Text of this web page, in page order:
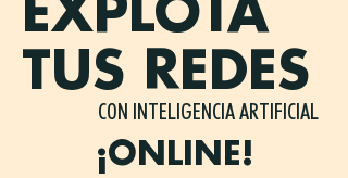
EXPLOTA
TUS REDES
CON INTELIGENCIA ARTIFICIAL
¡ONLINE!